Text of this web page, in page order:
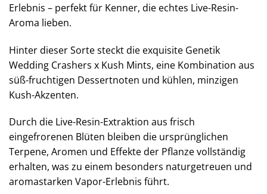
Erlebnis – perfekt für Kenner, die echtes Live-Resin-
Aroma lieben.
Hinter dieser Sorte steckt die exquisite Genetik
Wedding Crashers x Kush Mints, eine Kombination aus
süß-fruchtigen Dessertnoten und kühlen, minzigen
Kush-Akzenten.
Durch die Live-Resin-Extraktion aus frisch
eingefrorenen Blüten bleiben die ursprünglichen
Terpene, Aromen und Effekte der Pflanze vollständig
erhalten, was zu einem besonders naturgetreuen und
aromastarken Vapor-Erlebnis führt.